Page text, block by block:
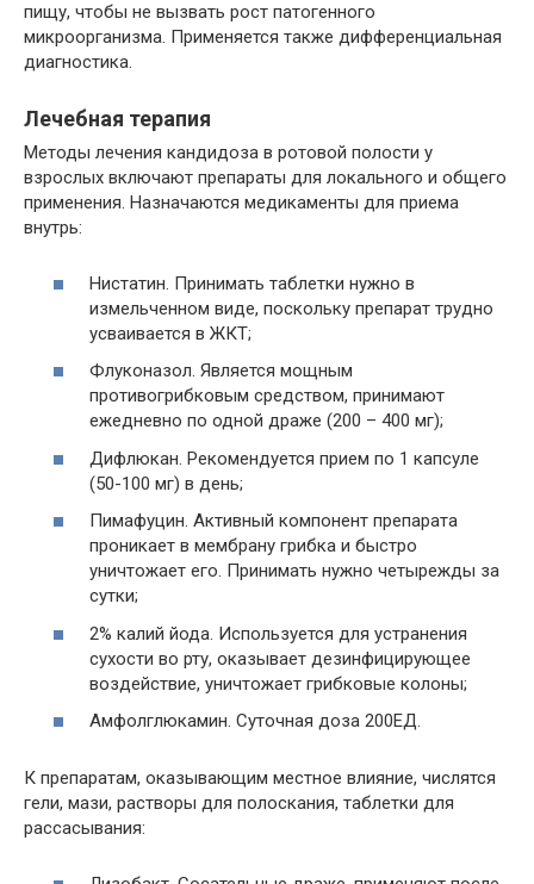
пищу, чтобы не вызвать рост патогенного
микроорганизма. Применяется также дифференциальная
диагностика.
Лечебная терапия
Методы лечения кандидоза в ротовой полости у
взрослых включают препараты для локального и общего
применения. Назначаются медикаменты для приема
внутрь:
Нистатин. Принимать таблетки нужно в
измельченном виде, поскольку препарат трудно
усваивается в ЖКТ;
Флуконазол. Является мощным
противогрибковым средством, принимают
ежедневно по одной драже (200 – 400 мг);
Дифлюкан. Рекомендуется прием по 1 капсуле
(50-100 мг) в день;
Пимафуцин. Активный компонент препарата
проникает в мембрану грибка и быстро
уничтожает его. Принимать нужно четырежды за
сутки;
2% калий йода. Используется для устранения
сухости во рту, оказывает дезинфицирующее
воздействие, уничтожает грибковые колоны;
Амфолглюкамин. Суточная доза 200ЕД.
К препаратам, оказывающим местное влияние, числятся
гели, мази, растворы для полоскания, таблетки для
рассасывания: